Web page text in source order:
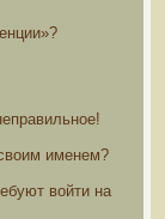
именем?
войти на